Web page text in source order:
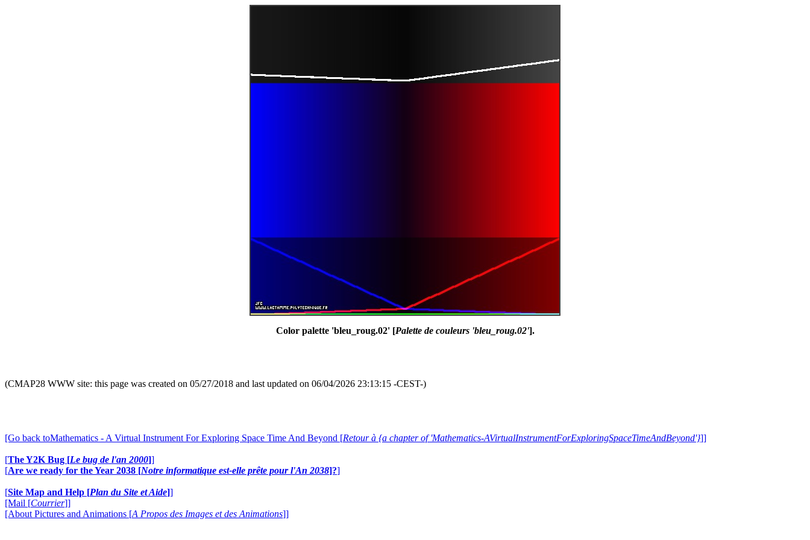
Color palette 'bleu_roug.02' [Palette de couleurs 'bleu_roug.02'].
(CMAP28 WWW site: this page was created on 05/27/2018 and last updated on 06/04/2026 23:13:15 -CEST-)
[Go back toMathematics - A Virtual Instrument For Exploring Space Time And Beyond [Retour à {a chapter of 'Mathematics-AVirtualInstrumentForExploringSpaceTimeAndBeyond'}]]
[The Y2K Bug [Le bug de l'an 2000]]
[Are we ready for the Year 2038 [Notre informatique est-elle prête pour l'An 2038]?]
[Site Map and Help [Plan du Site et Aide]]
[Mail [Courrier]]
[About Pictures and Animations [A Propos des Images et des Animations]]